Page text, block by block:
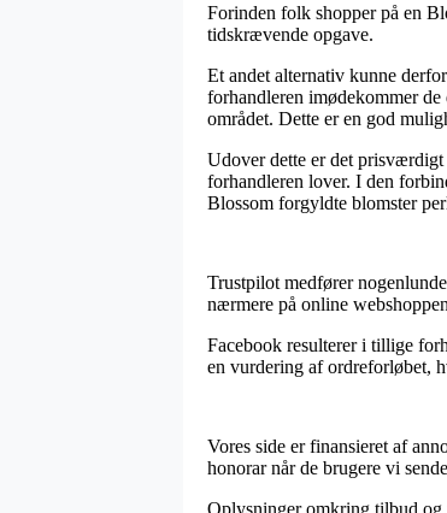
Forinden folk shopper på en
tidskrævende opgave.
Et andet alternativ kunne
forhandleren imødekommer
området. Dette er en god
Udover dette er det
forhandleren lover. I den
Blossom forgyldte blomster
Trustpilot medfører
nærmere på online
Facebook resulterer i tillige
en vurdering af ordreforløbet,
Vores side er finansieret af
honorar når de brugere vi
Oplysninger omkring tilbud og